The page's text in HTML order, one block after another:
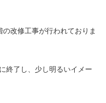
改修工事が行われておりま
終了し、少し明るいイメー